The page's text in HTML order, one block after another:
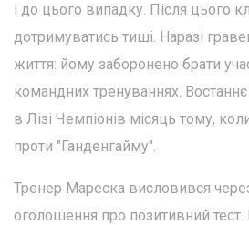
і до цього випадку. Після цього
дотримуватись тиші. Наразі
життя: йому заборонено брати
командних тренуваннях.
в Лізі Чемпіонів місяць тому,
проти "Ганденгайму".
Тренер Мареска висловився
оголошення про позитивний